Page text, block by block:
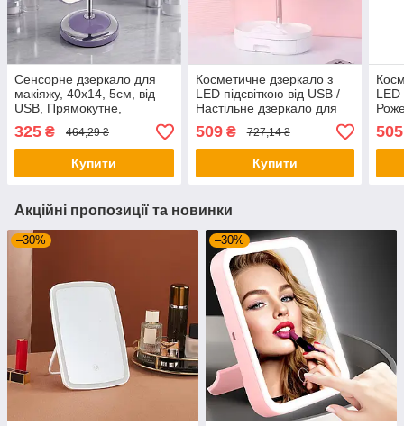
Сенсорне дзеркало для
макіяжу, 40х14, 5см, від
USB, Прямокутне,
Фіолетовий / Косметичне
дзеркало / Настільне
дзеркало з підсвіткою
325 ₴ 464,29 ₴
Купити
Косметичне дзеркало з
LED підсвіткою від USB /
Настільне дзеркало для
дзеркало
509₴ 727,14 ₴
Купити
LED
505
Акційні пропозиції та новинки
–30% –30%